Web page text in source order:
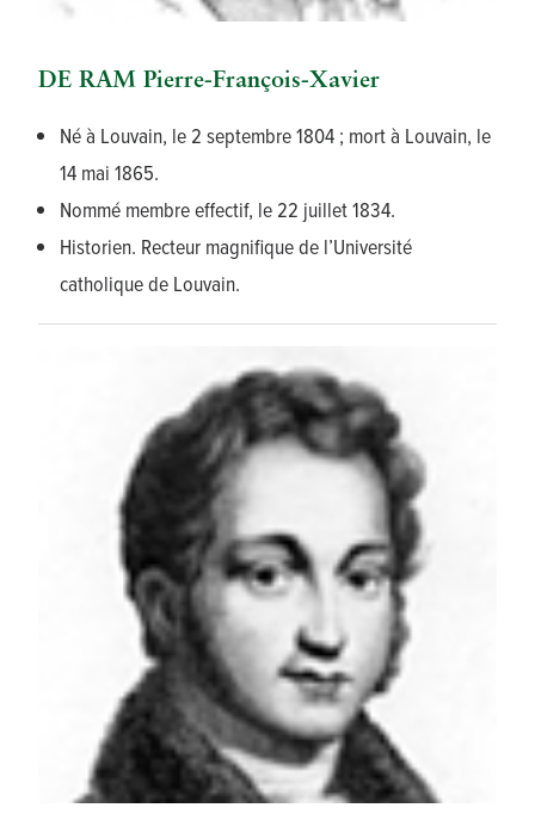
DE RAM Pierre-François-Xavier
Né à Louvain, le 2 septembre 1804 ; mort à Louvain, le
14 mai 1865.
Nommé membre effectif, le 22 juillet 1834.
Historien. Recteur magnifique de l’Université
catholique de Louvain.